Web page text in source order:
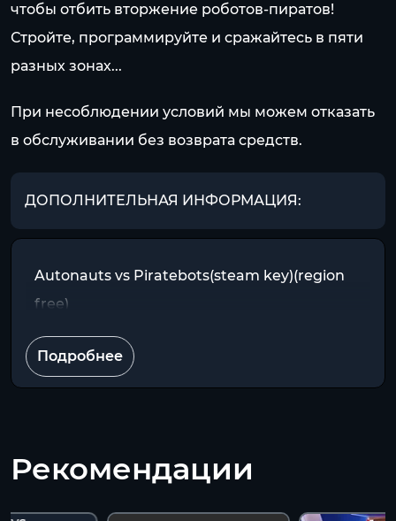
чтобы отбить вторжение роботов-пиратов!
Стройте, программируйте и сражайтесь в пяти
разных зонах...
При несоблюдении условий мы можем отказать
в обслуживании без возврата средств.
ДОПОЛНИТЕЛЬНАЯ ИНФОРМАЦИЯ:
Autonauts vs Piratebots(steam key)(region
free)
Подробнее
Рекомендации